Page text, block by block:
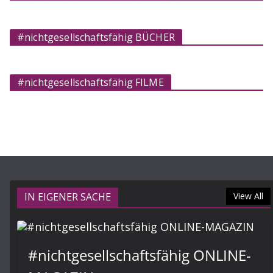
#nichtgesellschaftsfähig BÜCHER
#nichtgesellschaftsfähig FILME
IN EIGENER SACHE View All
#nichtgesellschaftsfähig ONLINE-